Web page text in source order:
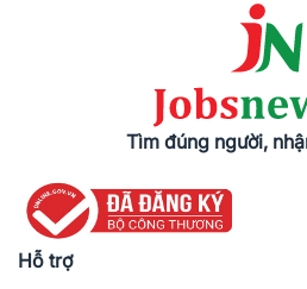
Tìm đúng người,
Hỗ trợ